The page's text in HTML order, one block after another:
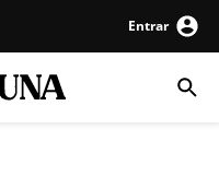
Entrar